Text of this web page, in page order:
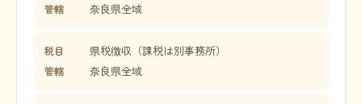
管轄 奈良県全域
税目 県税徴収（課税は別事務所）
管轄 奈良県全域